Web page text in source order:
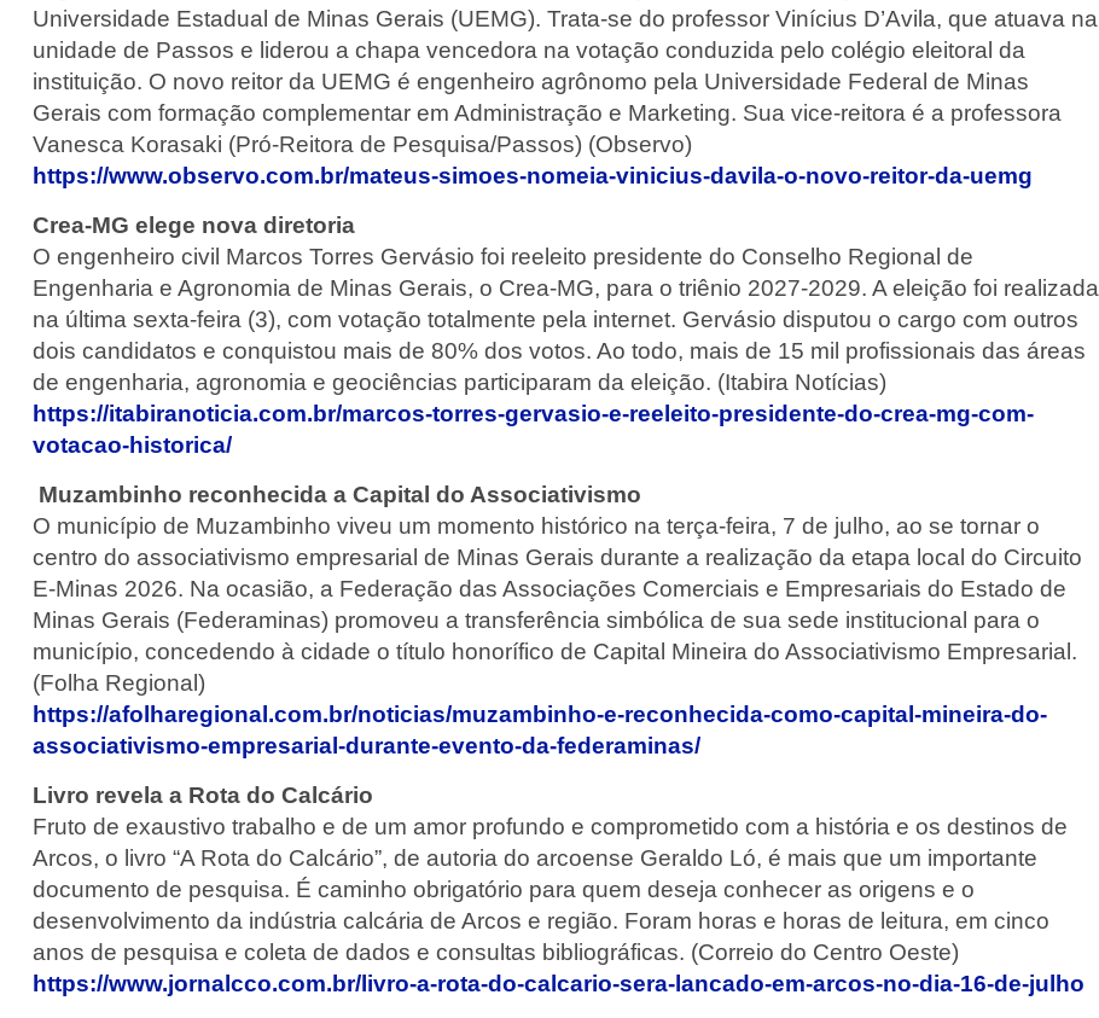
Universidade Estadual de Minas Gerais (UEMG). Trata-se do professor Vinícius D’Avila, que atuava na
unidade de Passos e liderou a chapa vencedora na votação conduzida pelo colégio eleitoral da
instituição. O novo reitor da UEMG é engenheiro agrônomo pela Universidade Federal de Minas
Gerais com formação complementar em Administração e Marketing. Sua vice-reitora é a professora
Vanesca Korasaki (Pró-Reitora de Pesquisa/Passos) (Observo)
https://www.observo.com.br/mateus-simoes-nomeia-vinicius-davila-o-novo-reitor-da-uemg
Crea-MG elege nova diretoria
O engenheiro civil Marcos Torres Gervásio foi reeleito presidente do Conselho Regional de
Engenharia e Agronomia de Minas Gerais, o Crea-MG, para o triênio 2027-2029. A eleição foi realizada
na última sexta-feira (3), com votação totalmente pela internet. Gervásio disputou o cargo com outros
dois candidatos e conquistou mais de 80% dos votos. Ao todo, mais de 15 mil profissionais das áreas
de engenharia, agronomia e geociências participaram da eleição. (Itabira Notícias)
https://itabiranoticia.com.br/marcos-torres-gervasio-e-reeleito-presidente-do-crea-mg-com-
votacao-historica/
Muzambinho reconhecida a Capital do Associativismo
O município de Muzambinho viveu um momento histórico na terça-feira, 7 de julho, ao se tornar o
centro do associativismo empresarial de Minas Gerais durante a realização da etapa local do Circuito
E-Minas 2026. Na ocasião, a Federação das Associações Comerciais e Empresariais do Estado de
Minas Gerais (Federaminas) promoveu a transferência simbólica de sua sede institucional para o
município, concedendo à cidade o título honorífico de Capital Mineira do Associativismo Empresarial.
(Folha Regional)
https://afolharegional.com.br/noticias/muzambinho-e-reconhecida-como-capital-mineira-do-
associativismo-empresarial-durante-evento-da-federaminas/
Livro revela a Rota do Calcário
Fruto de exaustivo trabalho e de um amor profundo e comprometido com a história e os destinos de
Arcos, o livro “A Rota do Calcário”, de autoria do arcoense Geraldo Ló, é mais que um importante
documento de pesquisa. É caminho obrigatório para quem deseja conhecer as origens e o
desenvolvimento da indústria calcária de Arcos e região. Foram horas e horas de leitura, em cinco
anos de pesquisa e coleta de dados e consultas bibliográficas. (Correio do Centro Oeste)
https://www.jornalcco.com.br/livro-a-rota-do-calcario-sera-lancado-em-arcos-no-dia-16-de-julho